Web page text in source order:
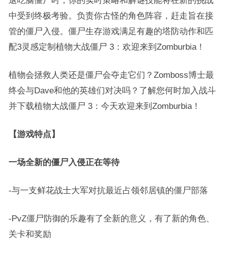
中受到终极考验。负责你古怪的角色阵容，赶走旨在接
管的僵尸入侵。僵尸生存游戏满足有趣的塔防动作和匹
配3灵感定制植物大战僵尸 3：欢迎来到Zomburbia！
植物会拯救人类还是僵尸会夺走它们？Zomboss博士最
终会与Dave和他的英雄们对决吗？了解您何时加入战斗
并下载植物大战僵尸 3：今天欢迎来到Zomburbia！
【游戏特点】
一场全新的僵尸入侵正在等待
-与一支鲜花战士大军对抗最近占领邻居镇的僵尸部落
-PvZ僵尸防御的乐趣有了全新的意义，有了新的角色、
关卡和奖励